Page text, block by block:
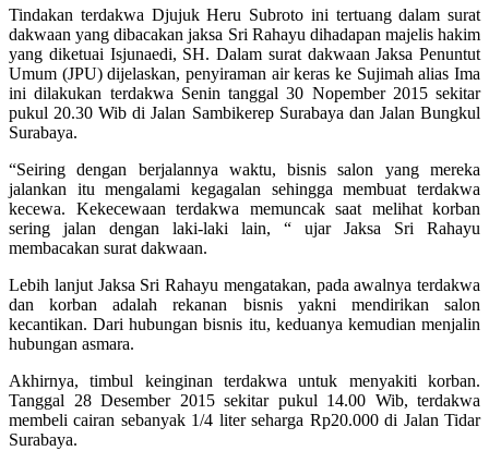
Tindakan terdakwa Djujuk Heru Subroto ini tertuang dalam surat
dakwaan yang dibacakan jaksa Sri Rahayu dihadapan majelis hakim
yang diketuai Isjunaedi, SH. Dalam surat dakwaan Jaksa Penuntut
Umum (JPU) dijelaskan, penyiraman air keras ke Sujimah alias Ima
ini dilakukan terdakwa Senin tanggal 30 Nopember 2015 sekitar
pukul 20.30 Wib di Jalan Sambikerep Surabaya dan Jalan Bungkul
Surabaya.
“Seiring dengan berjalannya waktu, bisnis salon yang mereka
jalankan itu mengalami kegagalan sehingga membuat terdakwa
kecewa. Kekecewaan terdakwa memuncak saat melihat korban
sering jalan dengan laki-laki lain, “ ujar Jaksa Sri Rahayu
membacakan surat dakwaan.
Lebih lanjut Jaksa Sri Rahayu mengatakan, pada awalnya terdakwa
dan korban adalah rekanan bisnis yakni mendirikan salon
kecantikan. Dari hubungan bisnis itu, keduanya kemudian menjalin
hubungan asmara.
Akhirnya, timbul keinginan terdakwa untuk menyakiti korban.
Tanggal 28 Desember 2015 sekitar pukul 14.00 Wib, terdakwa
membeli cairan sebanyak 1/4 liter seharga Rp20.000 di Jalan Tidar
Surabaya.